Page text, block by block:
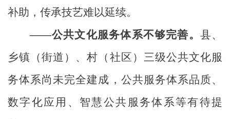
补助，传承技艺难以延续。
——公共文化服务体系不够完善。 县、
乡镇（街道）、村（社区）三级公共文化服
务体系尚未完全建成，公共服务体系品质、
数字化应用、智慧公共服务体系等有待提